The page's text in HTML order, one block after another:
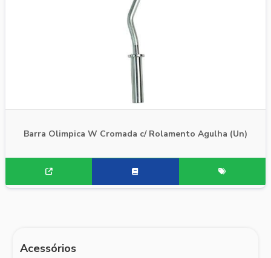
Barra Olimpica W Cromada c/ Rolamento Agulha (Un)
Acessórios